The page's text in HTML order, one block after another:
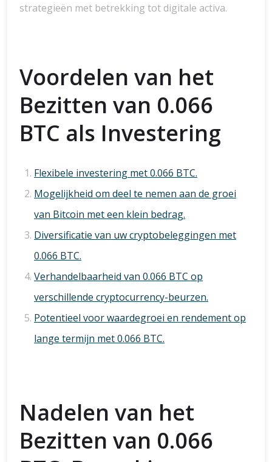
strategieën met betrekking tot digitale activa.
Voordelen van het
Bezitten van 0.066
BTC als Investering
Flexibele investering met 0.066 BTC.
Mogelijkheid om deel te nemen aan de groei
van Bitcoin met een klein bedrag.
Diversificatie van uw cryptobeleggingen met
0.066 BTC.
Verhandelbaarheid van 0.066 BTC op
verschillende cryptocurrency-beurzen.
Potentieel voor waardegroei en rendement op
lange termijn met 0.066 BTC.
Nadelen van het
Bezitten van 0.066